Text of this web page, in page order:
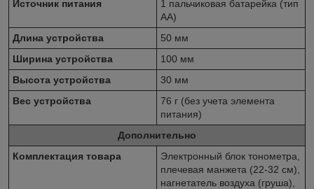
Источник питания
1 пальчиковая батарейка (тип
AA)
Длина устройства
50 мм
Ширина устройства
100 мм
Высота устройства
30 мм
Вес устройства
76 г (без учета элемента
питания)
Дополнительно
Комплектация товара
Электронный блок тонометра,
плечевая манжета (22-32 см),
нагнетатель воздуха (груша),